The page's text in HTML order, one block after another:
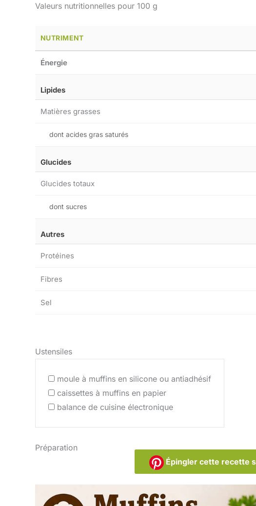
Valeurs nutritionnelles pour 100 g
NUTRIMENT
Énergie
Lipides
Matières grasses
dont acides gras saturés
Glucides
Glucides totaux
dont sucres
Autres
Protéines
Fibres
Sel
Ustensiles
moule à muffins en silicone ou antiadhésif
caissettes à muffins en papier
balance de cuisine électronique
Préparation
Épingler cette recette